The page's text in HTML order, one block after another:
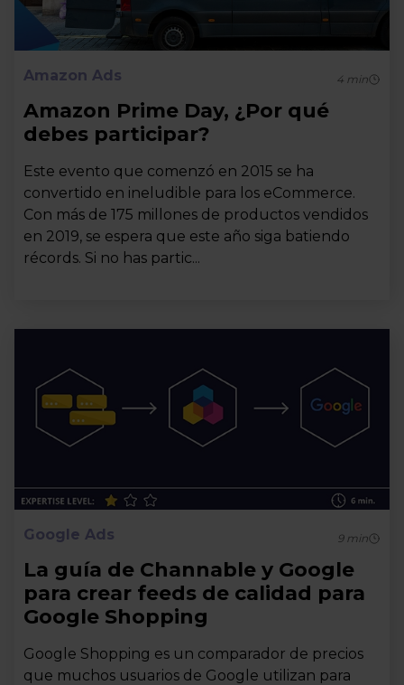
Amazon Ads 4min
Amazon Prime Day, ¿Por qué
debes participar?
Este evento que comenzó en 2015 se ha
convertido en ineludible para los eCommerce.
Con más de 175 millones de productos vendidos
en 2019, se espera que este año siga batiendo
récords. Si no has partic...
Google Ads 9min
La guía de Channable y Google
para crear feeds de calidad para
Google Shopping
Google Shopping es un comparador de precios
que muchos usuarios de Google utilizan para